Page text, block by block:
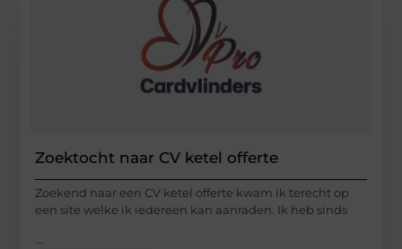
Zoektocht naar CV ketel offerte
Zoekend naar een CV ketel offerte kwam ik terecht op
een site welke ik iedereen kan aanraden. Ik heb sinds
...